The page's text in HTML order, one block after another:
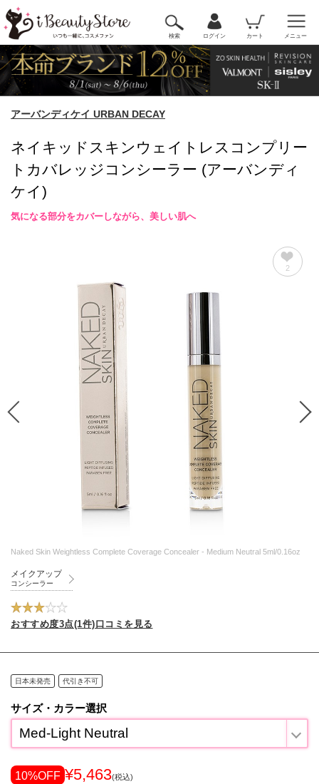
検索 ログイン カート メニュー
アーバンディケイ URBAN DECAY
ネイキッドスキンウェイトレスコンプリー
トカバレッジコンシーラー (アーバンディ
ケイ)
気になる部分をカバーしながら、美しい肌へ
2
Naked Skin Weightless Complete Coverage Concealer - Medium Neutral 5ml/0.16oz
メイクアップ
コンシーラー
おすすめ度3点(1件)口コミを見る
日本未発売 代引き不可
サイズ・カラー選択
Med-Light Neutral
10%OFF ¥5,463(税込)